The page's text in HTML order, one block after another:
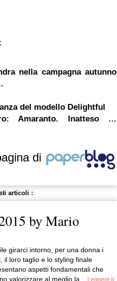
nella campagna autunno
del modello Delightful
Amaranto. Inatteso …
di
articoli :
by Mario
girarci intorno, per una donna i
il loro taglio e lo styling finale
aspetti fondamentali che
valorizzare al meglio la...
Leggere il